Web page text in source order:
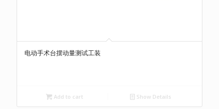
电动手术台摆动量测试工装
Add to cart Show Details